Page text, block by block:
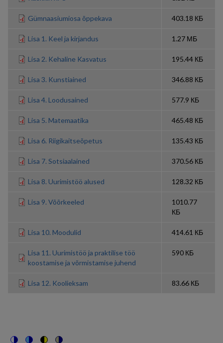
Gümnaasiumiosa õppekava 403.18 КБ
Lisa 1. Keel ja kirjandus 1.27 МБ
Lisa 2. Kehaline Kasvatus 195.44 КБ
Lisa 3. Kunstiained 346.88 КБ
Lisa 4. Loodusained 577.9 КБ
Lisa 5. Matemaatika 465.48 КБ
Lisa 6. Riigikaitseõpetus 135.43 КБ
Lisa 7. Sotsiaalained 370.56 КБ
Lisa 8. Uurimistöö alused 128.32 КБ
Lisa 9. Võõrkeeled
1010.77
КБ
Lisa 10. Moodulid 414.61 КБ
Lisa 11. Uurimistöö ja praktilise töö
koostamise ja võrmistamise juhend
590 КБ
Lisa 12. Koolieksam 83.66 КБ